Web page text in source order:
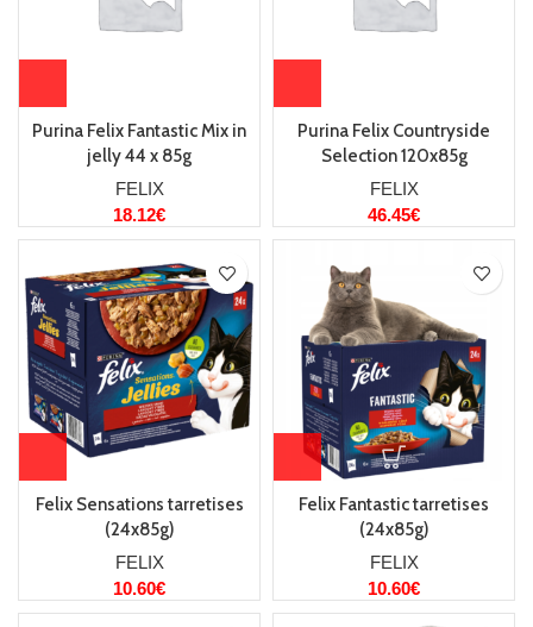
Purina Felix Fantastic Mix in
jelly 44 x 85g
FELIX
18.12€
Purina Felix Countryside
Selection 120x85g
FELIX
46.45€
Felix Sensations tarretises
(24x85g)
FELIX
10.60€
Felix Fantastic tarretises
(24x85g)
FELIX
10.60€